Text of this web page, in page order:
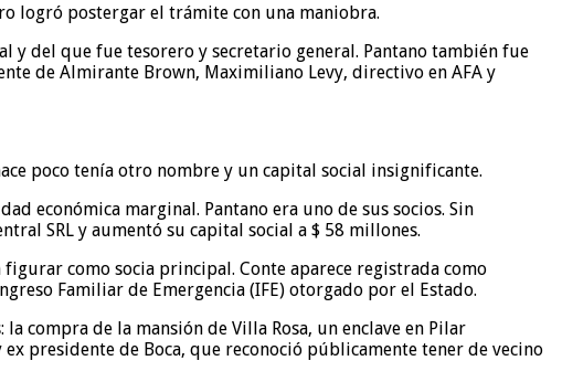
logró postergar el trámite con una maniobra.
y del que fue tesorero y secretario general. Pantano también fue
de Almirante Brown, Maximiliano Levy, directivo en AFA y
poco tenía otro nombre y un capital social insignificante.
económica marginal. Pantano era uno de sus socios. Sin
SRL y aumentó su capital social a $ 58 millones.
como socia principal. Conte aparece registrada como
Familiar de Emergencia (IFE) otorgado por el Estado.
compra de la mansión de Villa Rosa, un enclave en Pilar
presidente de Boca, que reconoció públicamente tener de vecino